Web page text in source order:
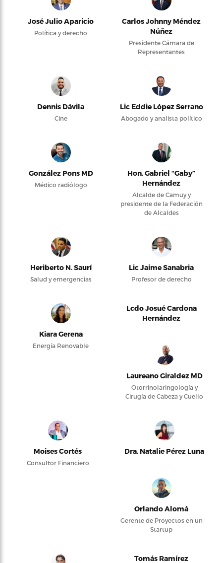
José Julio Aparicio
Política y derecho
Carlos Johnny Méndez
Núñez
Presidente Cámara de
Representantes
Dennis Dávila
Cine
Lic Eddie López Serrano
Abogado y analista político
González Pons MD
Médico radiólogo
Hon. Gabriel “Gaby”
Hernández
Alcalde de Camuy y
presidente de la Federación
de Alcaldes
Heriberto N. Saurí
Salud y emergencias
Lic Jaime Sanabria
Profesor de derecho
Kiara Gerena
Energía Renovable
Lcdo Josué Cardona
Hernández
Laureano Giraldez MD
Otorrinolaringología y
Cirugía de Cabeza y Cuello
Moises Cortés
Consultor Financiero
Dra. Natalie Pérez Luna
Orlando Alomá
Gerente de Proyectos en un
Startup
Tomás Ramírez